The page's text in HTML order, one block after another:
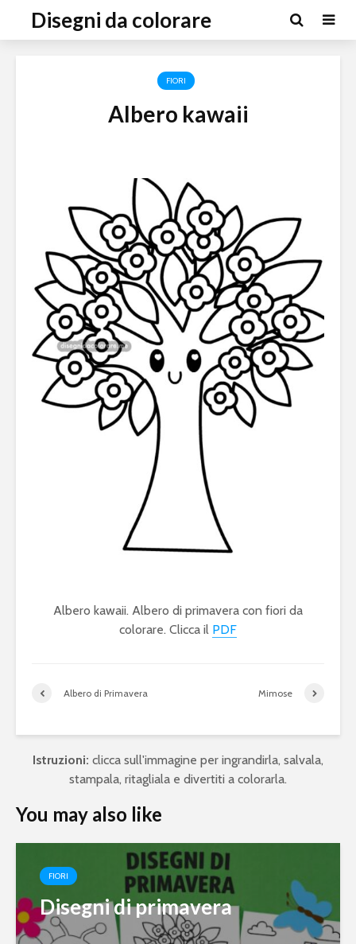
Disegni da colorare
FIORI
Albero kawaii
Albero kawaii. Albero di primavera con fiori da
colorare. Clicca il PDF
Albero di Primavera Mimose
Istruzioni: clicca sull'immagine per ingrandirla, salvala,
stampala, ritagliala e divertiti a colorarla.
You may also like
FIORI
Disegni di primavera